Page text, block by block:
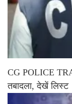
CG POLICE
तबादला, देखें लिस्ट